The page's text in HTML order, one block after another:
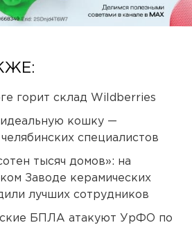
горит склад Wildberries
идеальную кошку —
специалистов
тысяч домов»: на
Заводе керамических
лучших сотрудников
БПЛА атакуют УрФО по